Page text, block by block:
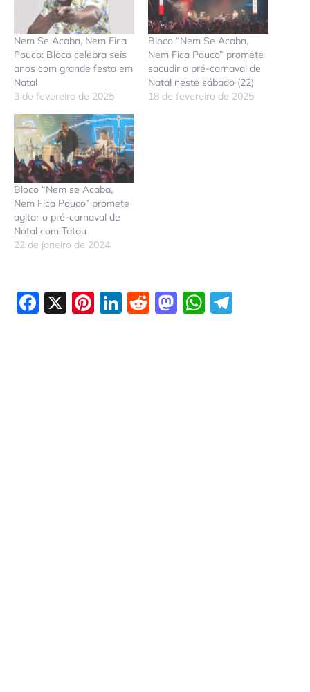
Nem Se Acaba, Nem Fica
Pouco: Bloco celebra seis
anos com grande festa em
Natal
3 de fevereiro de 2025
Bloco “Nem Se Acaba,
Nem Fica Pouco” promete
sacudir o pré-carnaval de
Natal neste sábado (22)
18 de fevereiro de 2025
Bloco “Nem se Acaba,
Nem Fica Pouco” promete
agitar o pré-carnaval de
Natal com Tatau
22 de janeiro de 2024
Facebook
X Pinterest
LinkedIn
Reddit
Mastodon